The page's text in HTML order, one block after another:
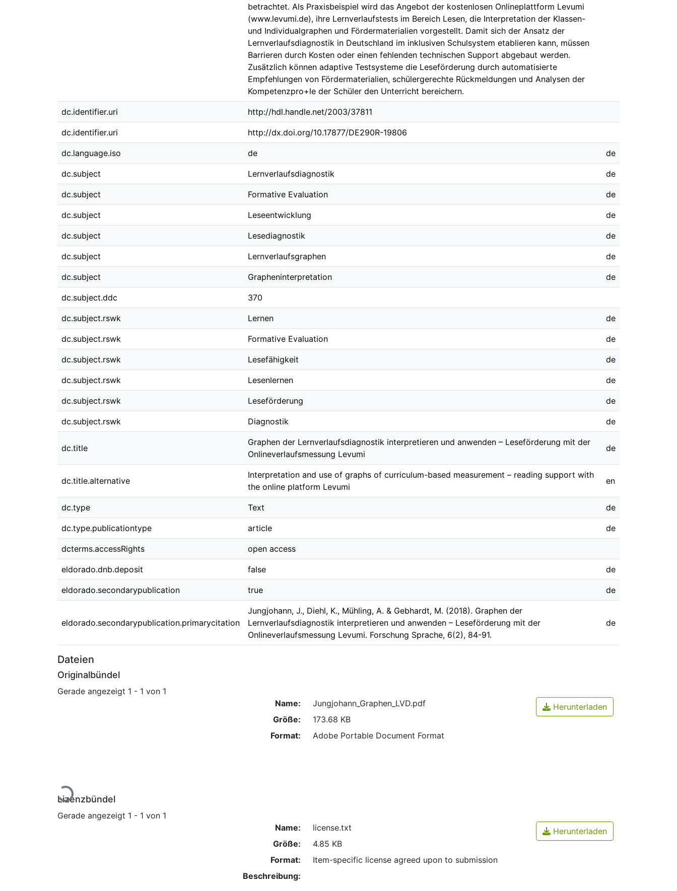
betrachtet. Als Praxisbeispiel wird das Angebot der kostenlosen Onlineplattform Levumi
(www.levumi.de), ihre Lernverlaufstests im Bereich Lesen, die Interpretation der Klassen-
und Individualgraphen und Fördermaterialien vorgestellt. Damit sich der Ansatz der
Lernverlaufsdiagnostik in Deutschland im inklusiven Schulsystem etablieren kann, müssen
Barrieren durch Kosten oder einen fehlenden technischen Support abgebaut werden.
Zusätzlich können adaptive Testsysteme die Leseförderung durch automatisierte
Empfehlungen von Fördermaterialien, schülergerechte Rückmeldungen und Analysen der
Kompetenzpro+le der Schüler den Unterricht bereichern.
dc.identifier.uri http://hdl.handle.net/2003/37811
dc.identifier.uri http://dx.doi.org/10.17877/DE290R-19806
dc.language.iso de de
dc.subject Lernverlaufsdiagnostik de
dc.subject Formative Evaluation de
dc.subject Leseentwicklung de
dc.subject Lesediagnostik de
dc.subject Lernverlaufsgraphen de
dc.subject Grapheninterpretation de
dc.subject.ddc 370
dc.subject.rswk Lernen de
dc.subject.rswk Formative Evaluation de
dc.subject.rswk Lesefähigkeit de
dc.subject.rswk Lesenlernen de
dc.subject.rswk Leseförderung de
dc.subject.rswk Diagnostik de
dc.title
Graphen der Lernverlaufsdiagnostik interpretieren und anwenden – Leseförderung mit der
Onlineverlaufsmessung Levumi
de
dc.title.alternative
Interpretation and use of graphs of curriculum-based measurement – reading support with
the online platform Levumi
en
dc.type Text de
dc.type.publicationtype article de
dcterms.accessRights open access
eldorado.dnb.deposit false de
eldorado.secondarypublication true de
eldorado.secondarypublication.primarycitation
Jungjohann, J., Diehl, K., Mühling, A. & Gebhardt, M. (2018). Graphen der
Lernverlaufsdiagnostik interpretieren und anwenden – Leseförderung mit der
Onlineverlaufsmessung Levumi. Forschung Sprache, 6(2), 84-91.
de
Dateien
Originalbündel
Gerade angezeigt 1 - 1 von 1
Lade...
Name:
Jungjohann_Graphen_LVD.pdf
Größe:
173.68 KB
Format:
Adobe Portable Document Format
Herunterladen
Lizenzbündel
Gerade angezeigt 1 - 1 von 1
Name:
license.txt
Größe:
4.85 KB
Format:
Item-specific license agreed upon to submission
Beschreibung:
Herunterladen